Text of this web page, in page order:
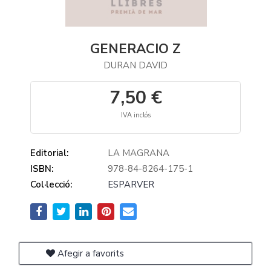
GENERACIO Z
DURAN DAVID
7,50 €
IVA inclós
Editorial:
LA MAGRANA
ISBN:
978-84-8264-175-1
Col·lecció:
ESPARVER
Afegir a favorits